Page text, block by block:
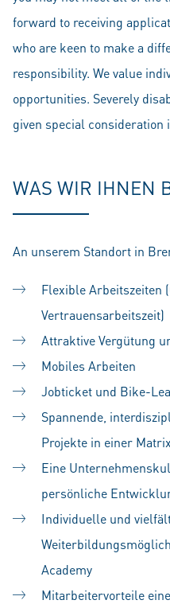
forward to receiving
who are keen to make a
responsibility. We value
opportunities. Severely
given special consideration
WAS WIR IHNEN
An unserem Standort in
Flexible Arbeitszeiten
Vertrauensarbeitszeit)
Attraktive Vergütung
Mobiles Arbeiten
Jobticket und Bike-
Spannende,
Projekte in einer
Eine
persönliche
Individuelle und
Academy
Mitarbeitervorteile